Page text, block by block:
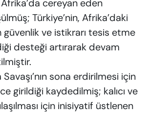
cereyan eden
Türkiye’nin, Afrika’daki
güvenlik ve istikrarı tesis etme
desteği artırarak devam
sona erdirilmesi için
girildiği kaydedilmiş; kalıcı ve
için inisiyatif üstlenen